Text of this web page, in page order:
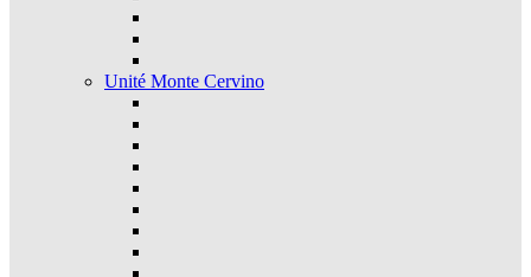
Unité Monte Cervino